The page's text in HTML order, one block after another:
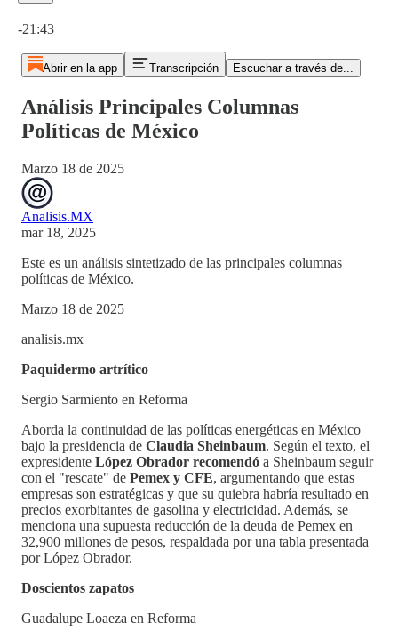
-21:43
Abrir en la app Transcripción Escuchar a través de...
Análisis Principales Columnas
Políticas de México
Marzo 18 de 2025
Analisis.MX
mar 18, 2025
Este es un análisis sintetizado de las principales columnas
políticas de México.
Marzo 18 de 2025
analisis.mx
Paquidermo artrítico
Sergio Sarmiento en Reforma
Aborda la continuidad de las políticas energéticas en México
bajo la presidencia de Claudia Sheinbaum. Según el texto, el
expresidente López Obrador recomendó a Sheinbaum seguir
con el "rescate" de Pemex y CFE, argumentando que estas
empresas son estratégicas y que su quiebra habría resultado en
precios exorbitantes de gasolina y electricidad. Además, se
menciona una supuesta reducción de la deuda de Pemex en
32,900 millones de pesos, respaldada por una tabla presentada
por López Obrador.
Doscientos zapatos
Guadalupe Loaeza en Reforma